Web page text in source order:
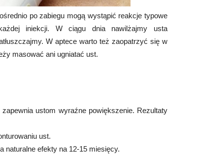
po zabiegu mogą wystąpić reakcje typowe
iniekcji. W ciągu dnia nawilżajmy usta
W aptece warto też zaopatrzyć się w
masować ani ugniatać ust.
ustom wyraźne powiększenie. Rezultaty
ust.
naturalne efekty na 12-15 miesięcy.